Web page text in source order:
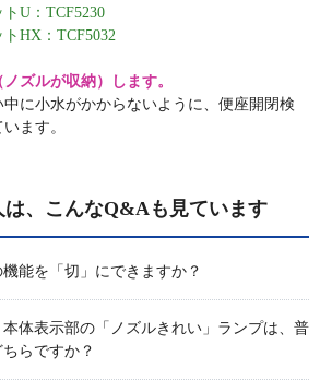
トU：TCF5230
HX：TCF5032
ズルが収納）します。
中に小水がかからないように、便座開閉検
ます。
、こんなQ&Aも見ています
能を「切」にできますか？
体表示部の「ノズルきれい」ランプは、普
らですか？